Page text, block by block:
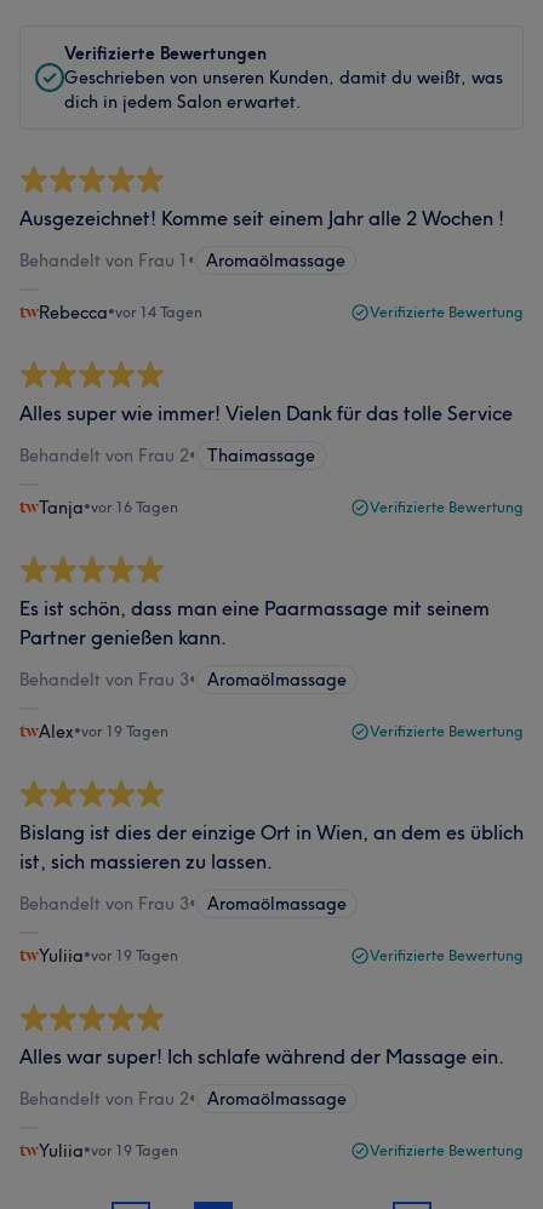
Verifizierte Bewertungen
Geschrieben von unseren Kunden, damit du weißt, was
dich in jedem Salon erwartet.
Ausgezeichnet! Komme seit einem Jahr alle 2 Wochen !
Behandelt von Frau 1 • Aromaölmassage
Rebecca•vor 14 Tagen Verifizierte Bewertung
Alles super wie immer! Vielen Dank für das tolle Service
Behandelt von Frau 2• Thaimassage
Tanja•vor 16 Tagen Verifizierte Bewertung
Es ist schön, dass man eine Paarmassage mit seinem
Partner genießen kann.
Behandelt von Frau 3• Aromaölmassage
Alex•vor 19 Tagen Verifizierte Bewertung
Bislang ist dies der einzige Ort in Wien, an dem es üblich
ist, sich massieren zu lassen.
Behandelt von Frau 3• Aromaölmassage
Yuliia•vor 19 Tagen Verifizierte Bewertung
Alles war super! Ich schlafe während der Massage ein.
Behandelt von Frau 2• Aromaölmassage
Yuliia•vor 19 Tagen Verifizierte Bewertung